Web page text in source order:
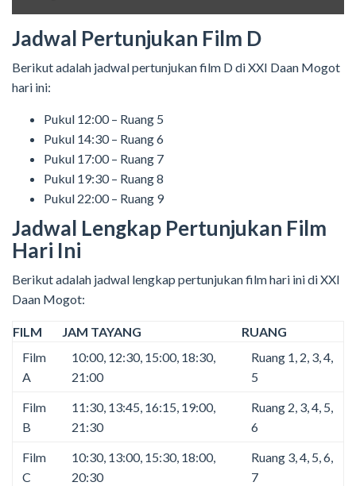
Jadwal Pertunjukan Film D
Berikut adalah jadwal pertunjukan film D di XXI Daan Mogot
hari ini:
Pukul 12:00 – Ruang 5
Pukul 14:30 – Ruang 6
Pukul 17:00 – Ruang 7
Pukul 19:30 – Ruang 8
Pukul 22:00 – Ruang 9
Jadwal Lengkap Pertunjukan Film
Hari Ini
Berikut adalah jadwal lengkap pertunjukan film hari ini di XXI
Daan Mogot:
FILM JAM TAYANG
RUANG
Film
A
10:00, 12:30, 15:00, 18:30,
21:00
Ruang 1, 2, 3, 4,
5
Film
B
11:30, 13:45, 16:15, 19:00,
21:30
Ruang 2, 3, 4, 5,
6
Film
C
10:30, 13:00, 15:30, 18:00,
20:30
Ruang 3, 4, 5, 6,
7